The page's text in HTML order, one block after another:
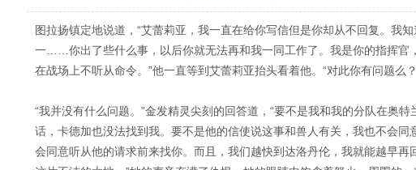
图拉扬镇定地说道，“艾蕾莉亚，我一直在给你写信但是你却从不回复。我
一……你出了些什么事，以后你就无法再和我一同工作了。我是你的指挥
在战场上不听从命令。”他一直等到艾蕾莉亚抬头看着他。“对此你有问题么
“我并没有什么问题。”金发精灵尖刻的回答道，“要不是我和我的分队在奥
话，卡德加也没法找到我。要不是他的信使说这事和兽人有关，我也不会同
会同意听从他的请求前来找你。而且，我们越快到达洛丹伦，我就能越早再